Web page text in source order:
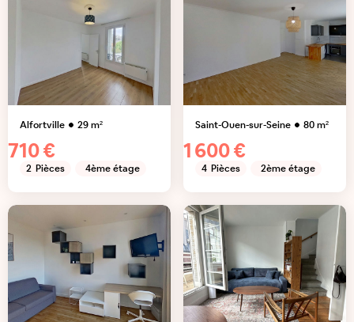
Alfortville 29m²
710 €
2 Pièces 4ème étage
Saint-Ouen-sur-Seine 80m²
1 600 €
4 Pièces 2ème étage